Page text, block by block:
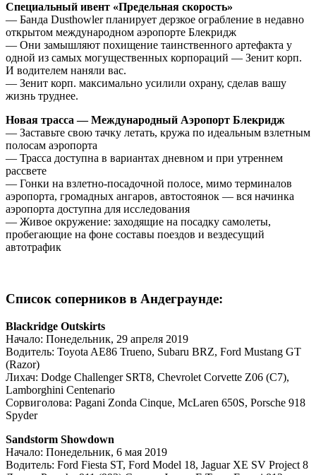
Специальный ивент «Предельная скорость»
— Банда Dusthowler планирует дерзкое ограбление в недавно
открытом международном аэропорте Блекридж
— Они замышляют похищение таинственного артефакта у
одной из самых могущественных корпораций — Зенит корп.
И водителем наняли вас.
— Зенит корп. максимально усилили охрану, сделав вашу
жизнь труднее.
Новая трасса — Международный Аэропорт Блекридж
— Заставьте свою тачку летать, кружа по идеальным взлетным
полосам аэропорта
— Трасса доступна в вариантах дневном и при утреннем
рассвете
— Гонки на взлетно-посадочной полосе, мимо терминалов
аэропорта, громадных ангаров, автостоянок — вся начинка
аэропорта доступна для исследования
— Живое окружение: заходящие на посадку самолеты,
пробегающие на фоне составы поездов и вездесущий
автотрафик
Список соперников в Андеграунде:
Blackridge Outskirts
Начало: Понедельник, 29 апреля 2019
Водитель: Toyota AE86 Trueno, Subaru BRZ, Ford Mustang GT
(Razor)
Лихач: Dodge Challenger SRT8, Chevrolet Corvette Z06 (C7),
Lamborghini Centenario
Сорвиголова: Pagani Zonda Cinque, McLaren 650S, Porsche 918
Spyder
Sandstorm Showdown
Начало: Понедельник, 6 мая 2019
Водитель: Ford Fiesta ST, Ford Model 18, Jaguar XE SV Project 8